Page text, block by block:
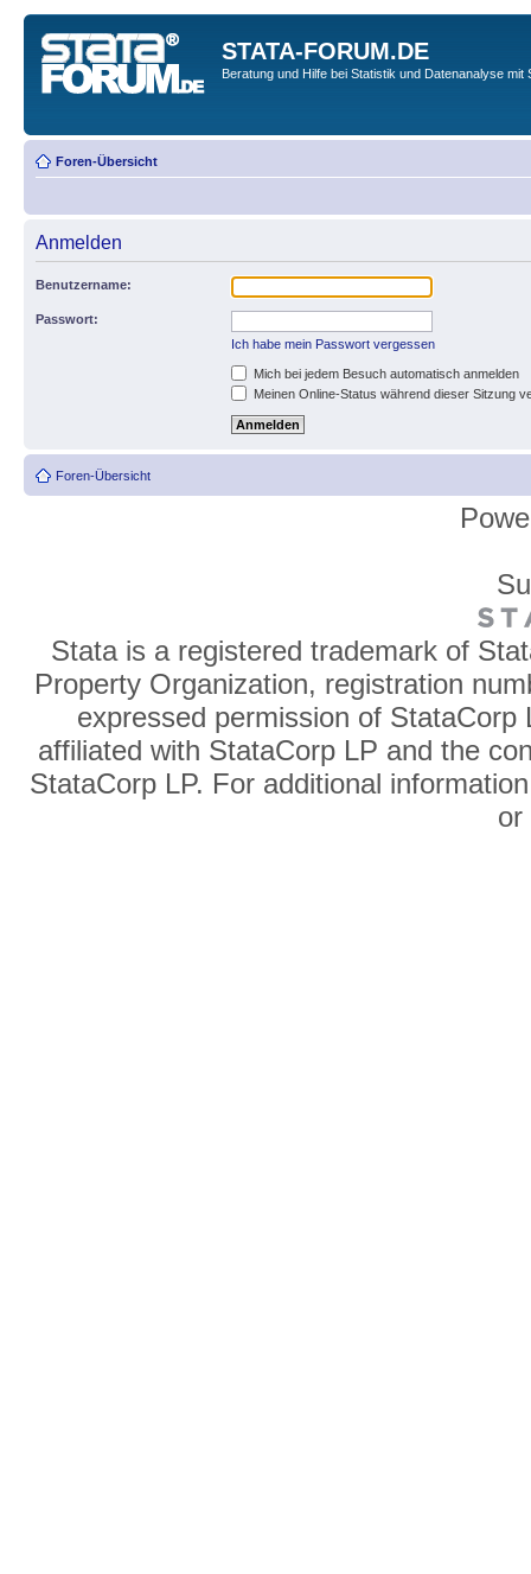
STATA-FORUM.DE
Beratung und Hilfe bei Statistik und Datenanalyse mit
Foren-Übersicht
Anmelden
Benutzername:
Passwort:
Ich habe mein Passwort vergessen
Mich bei jedem Besuch automatisch anmelden
Meinen Online-Status während dieser Sitzung
Foren-Übersicht
Stata is a registered trademark of
Property Organization, registration
expressed permission of
affiliated with StataCorp LP and the
StataCorp LP. For additional
or